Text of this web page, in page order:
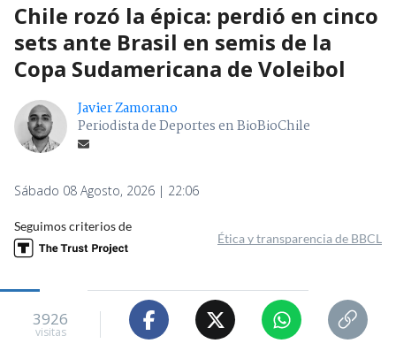
Chile rozó la épica: perdió en cinco
sets ante Brasil en semis de la
Copa Sudamericana de Voleibol
Javier Zamorano
Periodista de Deportes en BioBioChile
Sábado 08 Agosto, 2026 | 22:06
Seguimos criterios de
Ética y transparencia de BBCL
3926
visitas